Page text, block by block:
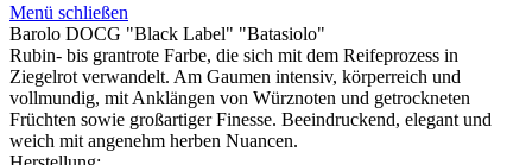
Menü schließen
Barolo DOCG "Black Label" "Batasiolo"
Rubin- bis grantrote Farbe, die sich mit dem Reifeprozess in
Ziegelrot verwandelt. Am Gaumen intensiv, körperreich und
vollmundig, mit Anklängen von Würznoten und getrockneten
Früchten sowie großartiger Finesse. Beeindruckend, elegant und
weich mit angenehm herben Nuancen.